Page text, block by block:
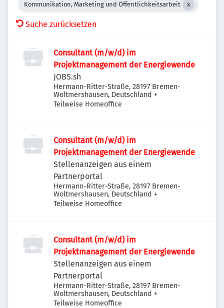
Kommunikation, Marketing und Öffentlichkeitsarbeit
Suche zurücksetzen
Consultant (m/w/d) im
Projektmanagement der Energiewende
JOBS.sh
Hermann-Ritter-Straße, 28197 Bremen-
Woltmershausen, Deutschland +
Teilweise Homeoffice
Consultant (m/w/d) im
Projektmanagement der Energiewende
Stellenanzeigen aus einem
Partnerportal
Hermann-Ritter-Straße, 28197 Bremen-
Woltmershausen, Deutschland +
Teilweise Homeoffice
Consultant (m/w/d) im
Projektmanagement der Energiewende
Stellenanzeigen aus einem
Partnerportal
Hermann-Ritter-Straße, 28197 Bremen-
Woltmershausen, Deutschland +
Teilweise Homeoffice